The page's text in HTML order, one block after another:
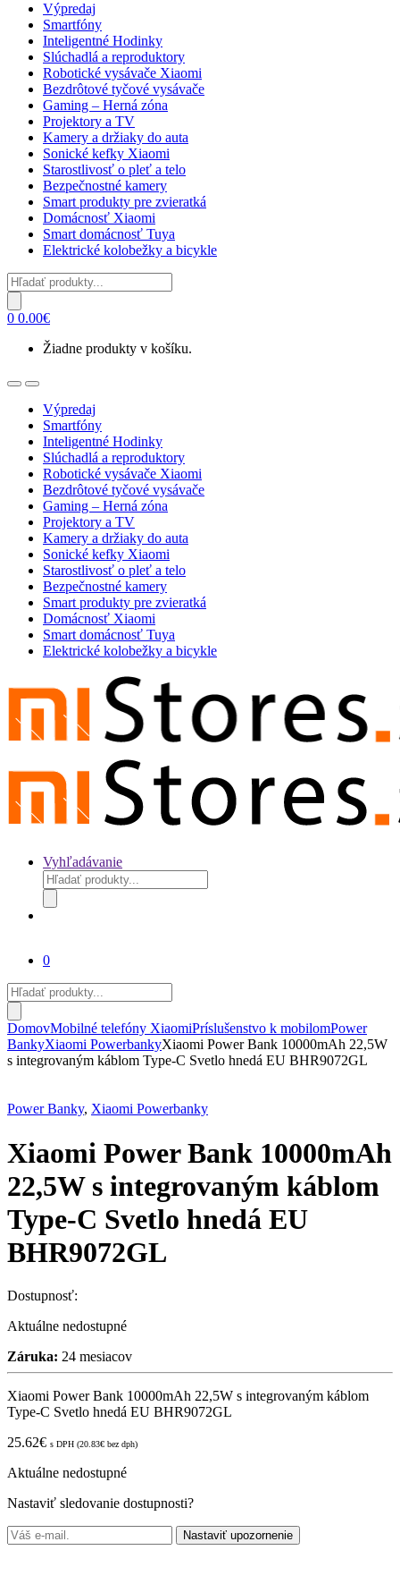
Výpredaj
Smartfóny
Inteligentné Hodinky
Slúchadlá a reproduktory
Robotické vysávače Xiaomi
Bezdrôtové tyčové vysávače
Gaming – Herná zóna
Projektory a TV
Kamery a držiaky do auta
Sonické kefky Xiaomi
Starostlivosť o pleť a telo
Bezpečnostné kamery
Smart produkty pre zvieratká
Domácnosť Xiaomi
Smart domácnosť Tuya
Elektrické kolobežky a bicykle
Products
search
0 0.00€
Žiadne produkty v košíku.
OpenClose
Výpredaj
Smartfóny
Inteligentné Hodinky
Slúchadlá a reproduktory
Robotické vysávače Xiaomi
Bezdrôtové tyčové vysávače
Gaming – Herná zóna
Projektory a TV
Kamery a držiaky do auta
Sonické kefky Xiaomi
Starostlivosť o pleť a telo
Bezpečnostné kamery
Smart produkty pre zvieratká
Domácnosť Xiaomi
Smart domácnosť Tuya
Elektrické kolobežky a bicykle
Vyhľadávanie
Products
search
0
Products
search
DomovMobilné telefóny XiaomiPríslušenstvo k mobilomPower
BankyXiaomi PowerbankyXiaomi Power Bank 10000mAh 22,5W
s integrovaným káblom Type-C Svetlo hnedá EU BHR9072GL
Power Banky, Xiaomi Powerbanky
Xiaomi Power Bank 10000mAh
22,5W s integrovaným káblom
Type-C Svetlo hnedá EU
BHR9072GL
Dostupnosť:
Aktuálne nedostupné
Záruka: 24 mesiacov
Xiaomi Power Bank 10000mAh 22,5W s integrovaným káblom
Type-C Svetlo hnedá EU BHR9072GL
25.62€ s DPH (20.83€ bez dph)
Aktuálne nedostupné
Nastaviť sledovanie dostupnosti?
Nastaviť upozornenie